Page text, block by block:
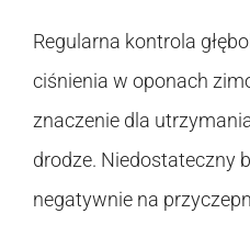
Regularna kontrola
ciśnienia w oponach
znaczenie dla
drodze. Niedostateczny
negatywnie na